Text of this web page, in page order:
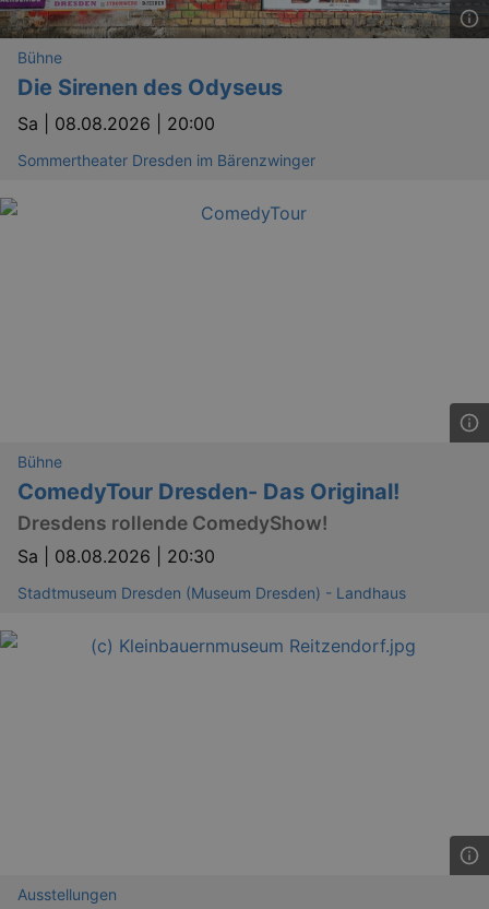
Bühne
Die Sirenen des Odyseus
Sa | 08.08.2026 | 20:00
Sommertheater Dresden im Bärenzwinger
Bühne
ComedyTour Dresden- Das Original!
Dresdens rollende ComedyShow!
Sa | 08.08.2026 | 20:30
Stadtmuseum Dresden (Museum Dresden) - Landhaus
Ausstellungen